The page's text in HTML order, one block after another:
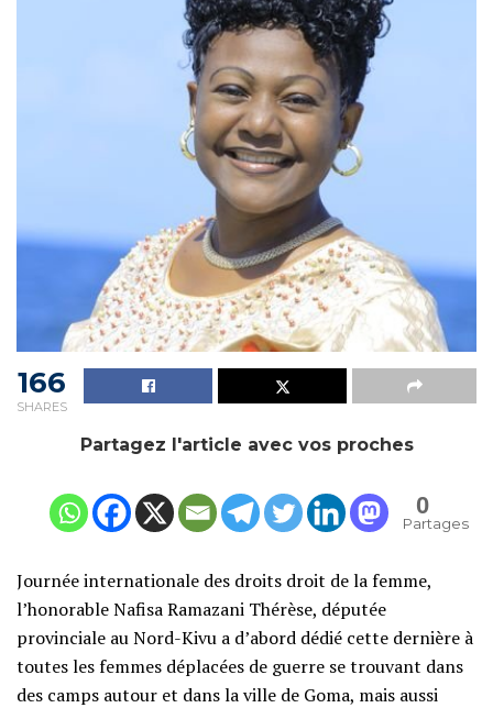
166
SHARES
Partagez l'article avec vos proches
0
Partages
Journée internationale des droits droit de la femme,
l’honorable Nafisa Ramazani Thérèse, députée
provinciale au Nord-Kivu a d’abord dédié cette dernière à
toutes les femmes déplacées de guerre se trouvant dans
des camps autour et dans la ville de Goma, mais aussi